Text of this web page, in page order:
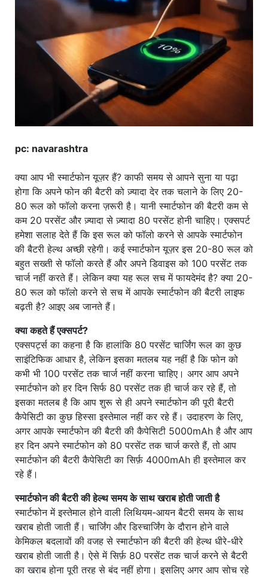
pc: navarashtra
क्या आप भी स्मार्टफोन यूज़र हैं? काफी समय से आपने सुना या पढ़ा
होगा कि अपने फोन की बैटरी को ज़्यादा देर तक चलाने के लिए 20-
80 रूल को फॉलो करना ज़रूरी है। यानी स्मार्टफोन की बैटरी कम से
कम 20 परसेंट और ज़्यादा से ज़्यादा 80 परसेंट होनी चाहिए। एक्सपर्ट
हमेशा सलाह देते हैं कि इस रूल को फॉलो करने से आपके स्मार्टफोन
की बैटरी हेल्थ अच्छी रहेगी। कई स्मार्टफोन यूज़र इस 20-80 रूल को
बहुत सख्ती से फॉलो करते हैं और अपने डिवाइस को 100 परसेंट तक
चार्ज नहीं करते हैं। लेकिन क्या यह रूल सच में फायदेमंद है? क्या 20-
80 रूल को फॉलो करने से सच में आपके स्मार्टफोन की बैटरी लाइफ
बढ़ती है? आइए अब जानते हैं।
क्या कहते हैं एक्सपर्ट?
एक्सपर्ट्स का कहना है कि हालांकि 80 परसेंट चार्जिंग रूल का कुछ
साइंटिफिक आधार है, लेकिन इसका मतलब यह नहीं है कि फोन को
कभी भी 100 परसेंट तक चार्ज नहीं करना चाहिए। अगर आप अपने
स्मार्टफोन को हर दिन सिर्फ 80 परसेंट तक ही चार्ज कर रहे हैं, तो
इसका मतलब है कि आप शुरू से ही अपने स्मार्टफोन की पूरी बैटरी
कैपेसिटी का कुछ हिस्सा इस्तेमाल नहीं कर रहे हैं। उदाहरण के लिए,
अगर आपके स्मार्टफोन की बैटरी की कैपेसिटी 5000mAh है और आप
हर दिन अपने स्मार्टफोन को 80 परसेंट तक चार्ज करते हैं, तो आप
स्मार्टफोन की बैटरी कैपेसिटी का सिर्फ़ 4000mAh ही इस्तेमाल कर
रहे हैं।
स्मार्टफोन की बैटरी की हेल्थ समय के साथ खराब होती जाती है
स्मार्टफोन में इस्तेमाल होने वाली लिथियम-आयन बैटरी समय के साथ
खराब होती जाती हैं। चार्जिंग और डिस्चार्जिंग के दौरान होने वाले
केमिकल बदलावों की वजह से स्मार्टफोन की बैटरी की हेल्थ धीरे-धीरे
खराब होती जाती है। ऐसे में सिर्फ़ 80 परसेंट तक चार्ज करने से बैटरी
का खराब होना पूरी तरह से बंद नहीं होगा। इसलिए अगर आप सोच रहे